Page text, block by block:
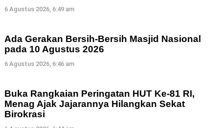
6 Agustus 2026, 6:49 am
Ada Gerakan Bersih-Bersih Masjid Nasional
pada 10 Agustus 2026
6 Agustus 2026, 6:46 am
Buka Rangkaian Peringatan HUT Ke-81 RI,
Menag Ajak Jajarannya Hilangkan Sekat
Birokrasi